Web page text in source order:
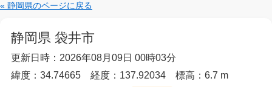
« 静岡県のページに戻る
静岡県 袋井市
更新日時：2026年08月09日 00時03分
緯度：34.74665 経度：137.92034 標高：6.7 m